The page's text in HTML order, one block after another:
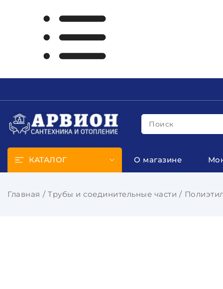
Поиск
КАТАЛОГ О магазине
Главная Трубы и соединительные части